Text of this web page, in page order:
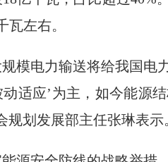
左右。
模电力输送将给我国电
适应’为主，如今能源
划发展部主任张琳表示